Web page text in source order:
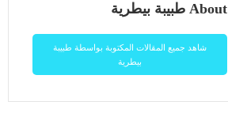
About طبيبة بيطرية
شاهد جميع المقالات المكتوبة بواسطة طبيبة
بيطرية